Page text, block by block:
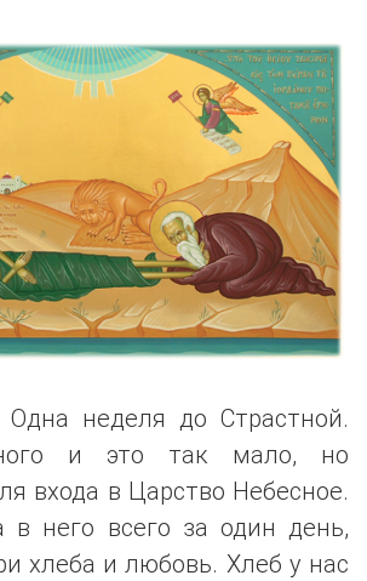
Одна неделя до Страстной.
и это так мало, но
входа в Царство Небесное.
него всего за один день,
хлеба и любовь. Хлеб у нас